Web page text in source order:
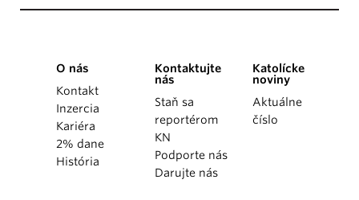
O nás
Kontakt
Inzercia
Kariéra
2% dane
História
Kontaktujte
nás
Staň sa
reportérom
KN
Podporte nás
Darujte nás
Katolícke
noviny
Aktuálne
číslo